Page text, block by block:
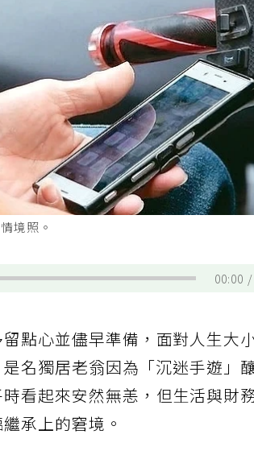
境照。
00:00
點心並儘早準備，面對人生大
名獨居老翁因為「沉迷手遊」
看起來安然無恙，但生活與財
承上的窘境。